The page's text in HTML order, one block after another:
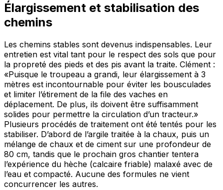
Élargissement et stabilisation des
chemins
Les chemins stables sont devenus indispensables. Leur
entretien est vital tant pour le respect des sols que pour
la propreté des pieds et des pis avant la traite. Clément :
«Puisque le troupeau a grandi, leur élargissement à 3
mètres est incontournable pour éviter les bousculades
et limiter l’étirement de la file des vaches en
déplacement. De plus, ils doivent être suffisamment
solides pour permettre la circulation d’un tracteur.»
Plusieurs procédés de traitement ont été tentés pour les
stabiliser. D’abord de l’argile traitée à la chaux, puis un
mélange de chaux et de ciment sur une profondeur de
80 cm, tandis que le prochain gros chantier tentera
l’expérience du hèche (calcaire friable) malaxé avec de
l’eau et compacté. Aucune des formules ne vient
concurrencer les autres.